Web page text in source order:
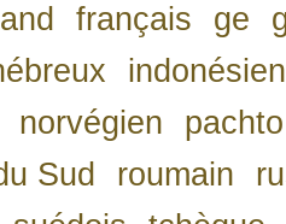
français ge
indonésien
norvégien
pachto
Sud
roumain